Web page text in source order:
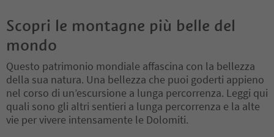
Scopri le montagne più belle del
mondo
Questo patrimonio mondiale affascina con la bellezza
della sua natura. Una bellezza che puoi goderti appieno
nel corso di un’escursione a lunga percorrenza. Leggi qui
quali sono gli altri sentieri a lunga percorrenza e la alte
vie per vivere intensamente le Dolomiti.